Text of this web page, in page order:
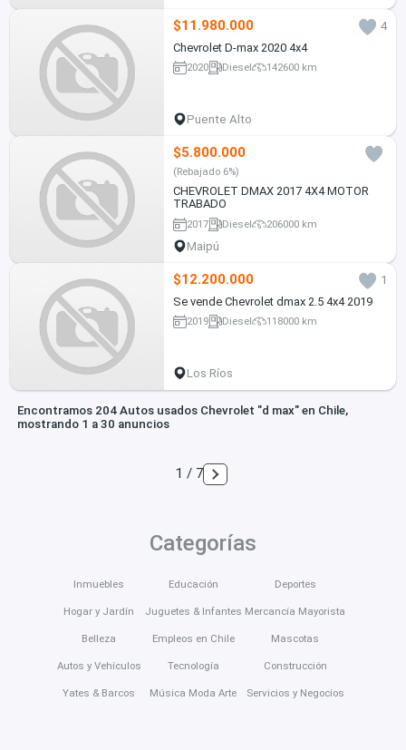
$11.980.000
4
Chevrolet D-max 2020 4x4
2020 Diesel 142600 km
Puente Alto
$5.800.000
(Rebajado 6%)
CHEVROLET DMAX 2017 4X4 MOTOR
TRABADO
2017 Diesel 206000 km
Maipú
$12.200.000
1
Se vende Chevrolet dmax 2.5 4x4 2019
2019 Diesel 118000 km
Los Ríos
Encontramos 204 Autos usados Chevrolet "d max" en Chile,
mostrando 1 a 30 anuncios
1 / 7
Categorías
Inmuebles
Hogar y Jardín
Belleza
Autos y Vehículos
Yates & Barcos
Educación
Juguetes & Infantes
Empleos en Chile
Tecnología
Música Moda Arte
Deportes
Mercancía Mayorista
Mascotas
Construcción
Servicios y Negocios